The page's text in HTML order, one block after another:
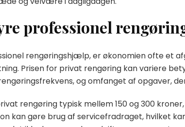
professionel
rengøringshjælp, er økonomien ofte et
Prisen for privat rengøring kan variere
og omfanget af opgaver,
rengøring typisk mellem 150 og 300
kan gøre brug af servicefradraget, hvilket